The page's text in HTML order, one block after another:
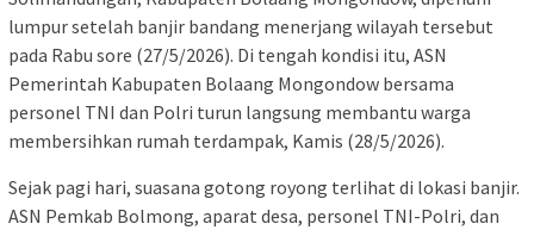
lumpur setelah banjir bandang menerjang wilayah tersebut
pada Rabu sore (27/5/2026). Di tengah kondisi itu, ASN
Pemerintah Kabupaten Bolaang Mongondow bersama
personel TNI dan Polri turun langsung membantu warga
membersihkan rumah terdampak, Kamis (28/5/2026).
Sejak pagi hari, suasana gotong royong terlihat di lokasi banjir.
ASN Pemkab Bolmong, aparat desa, personel TNI-Polri, dan